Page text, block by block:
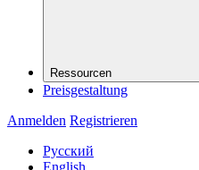
Ressourcen
Preisgestaltung
Anmelden Registrieren
Русский
English